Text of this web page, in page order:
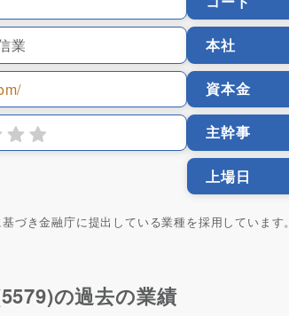
業 本社
資本金
主幹事
上場日
づき金融庁に提出している業種を採用しています。
の過去の業績